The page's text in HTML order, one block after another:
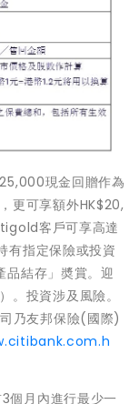
現金回贈作為
更可享額外HK$20,
客戶可享高達
有指定保險或投資
品結存」奬賞。迎
。投資涉及風險。
乃友邦保險(國際)
個月內進行最少一